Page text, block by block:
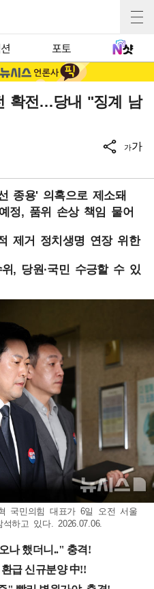
포토
확전…당내 "징계 남
가가
종용' 의혹으로 제소돼
정, 품위 손상 책임 물어
제거 정치생명 연장 위한
, 당원·국민 수긍할 수 있
국민의힘 대표가 6일 오전 서울
하고 있다. 2026.07.06.